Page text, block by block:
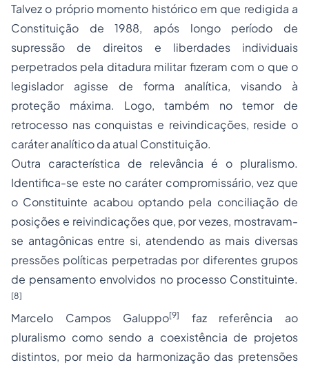
Talvez o próprio momento histórico em que redigida a
Constituição de 1988, após longo período de
supressão de direitos e liberdades individuais
perpetrados pela ditadura militar fizeram com o que o
legislador agisse de forma analítica, visando à
proteção máxima. Logo, também no temor de
retrocesso nas conquistas e reivindicações, reside o
caráter analítico da atual Constituição.
Outra característica de relevância é o pluralismo.
Identifica-se este no caráter compromissário, vez que
o Constituinte acabou optando pela conciliaçãode
posições e reivindicações que, por vezes, mostravam-
se antagônicas entre si, atendendo as mais diversas
pressões políticas perpetradas por diferentes grupos
de pensamento envolvidos no processo Constituinte.
[8]
Marcelo Campos Galuppo[9]
faz referência ao
pluralismo como sendo a coexistência de projetos
distintos, por meio da harmonização das pretensões